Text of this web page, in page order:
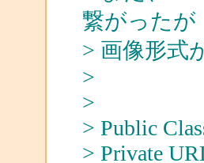
繋がったが
> 画像形式
>
>
> Public
> Private